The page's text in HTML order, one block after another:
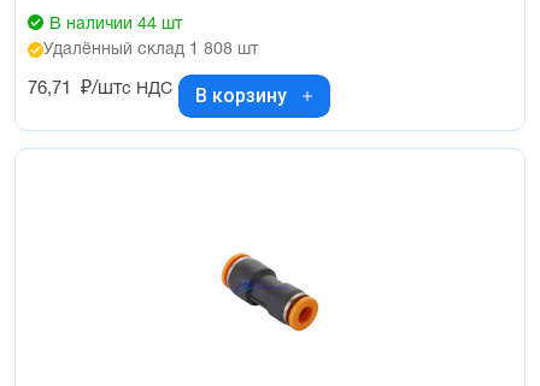
В наличии 44 шт
Удалённый склад 1 808 шт
76,71 ₽/штс НДС В корзину